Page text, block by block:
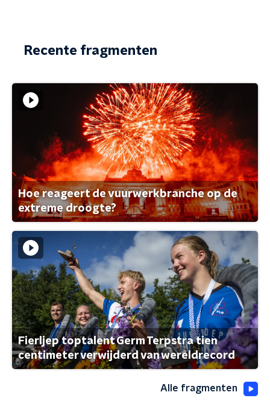
Recente fragmenten
Hoe reageert de vuurwerkbranche op de
extreme droogte?
Fierljep toptalent Germ Terpstra tien
centimeter verwijderd van wereldrecord
Alle fragmenten